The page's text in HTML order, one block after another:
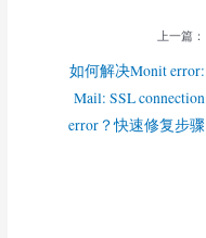
上一篇：
如何解决Monit error:
Mail: SSL connection
error？快速修复步骤